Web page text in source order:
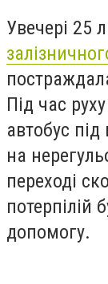
Увечері 25
Під час
автобус
на
переході
потерпілій
допомогу.